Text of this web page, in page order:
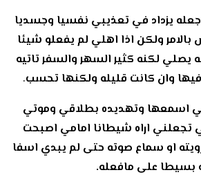
يزداد في تعذيبي نفسيا وجسديا
بالامر ولكن اذا اهلي لم يفعلو شيئا
لكنه كثير السهر والسفر تاتيه
وان كانت قليله ولكنها تحسب.
اسمعها وتهديده بطلاقي وموتي
تجعلني اراه شيطانا امامي اصبحت
رويته او سماع صوته حتى لم يبدي اسفا
بسيطا على مافعله.